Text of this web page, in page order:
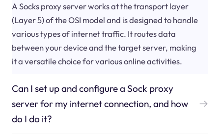
A Socks proxy server works at the transport layer
(Layer 5) of the OSI model and is designed to handle
various types of internet traffic. It routes data
between your device and the target server, making
it a versatile choice for various online activities.
Can I set up and configure a Sock proxy
server for my internet connection, and how
do I do it?